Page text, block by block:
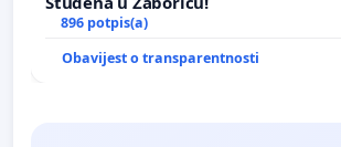
896 potpis(a)
Obavijest o transparentnosti